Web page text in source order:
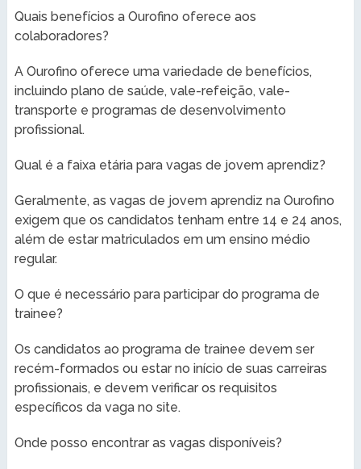
Quais benefícios a Ourofino oferece aos
colaboradores?
A Ourofino oferece uma variedade de benefícios,
incluindo plano de saúde, vale-refeição, vale-
transporte e programas de desenvolvimento
profissional.
Qual é a faixa etária para vagas de jovem aprendiz?
Geralmente, as vagas de jovem aprendiz na Ourofino
exigem que os candidatos tenham entre 14 e 24 anos,
além de estar matriculados em um ensino médio
regular.
O que é necessário para participar do programa de
trainee?
Os candidatos ao programa de trainee devem ser
recém-formados ou estar no início de suas carreiras
profissionais, e devem verificar os requisitos
específicos da vaga no site.
Onde posso encontrar as vagas disponíveis?